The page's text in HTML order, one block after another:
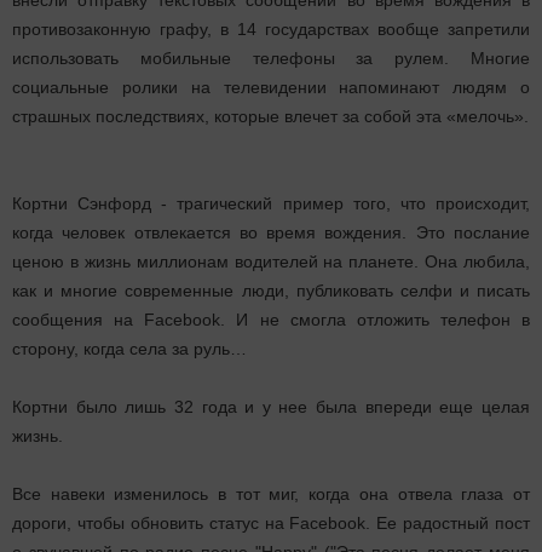
противозаконную графу, в 14 государствах вообще запретили
использовать мобильные телефоны за рулем. Многие
социальные ролики на телевидении напоминают людям о
страшных последствиях, которые влечет за собой эта «мелочь».
Кортни Сэнфорд - трагический пример того, что происходит,
когда человек отвлекается во время вождения. Это послание
ценою в жизнь миллионам водителей на планете. Она любила,
как и многие современные люди, публиковать селфи и писать
сообщения на Facebook. И не смогла отложить телефон в
сторону, когда села за руль…
Кортни было лишь 32 года и у нее была впереди еще целая
жизнь.
Все навеки изменилось в тот миг, когда она отвела глаза от
дороги, чтобы обновить статус на Facebook. Ее радостный пост